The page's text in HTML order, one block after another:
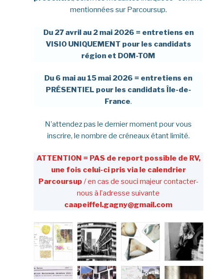
mentionnées sur Parcoursup.
Du 27 avril au 2 mai 2026 = entretiens en
VISIOUNIQUEMENT pour les candidats
région et DOM-TOM
Du 6 mai au 15 mai 2026 = entretiens en
PRÉSENTIEL pour les candidats Île-de-
France.
N’attendez pas le dernier moment pour vous
inscrire, le nombre de créneaux étant limité.
ATTENTION = PAS de report possible de RV,
une fois celui-ci pris via le calendrier
Parcoursup / en cas de souci majeur contacter-
nous à l’adresse suivante
caapeiffel.gagny@gmail.com